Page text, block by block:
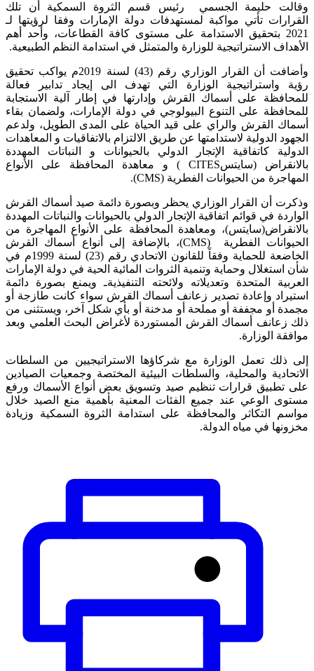
وقالت حليمة الجسمي رئيس قسم الثروة السمكية أن تلك
القرارات تأتي مواكبة لمستهدفات دولة الإمارات وفقا لرؤيتها لـ
2021 بتحقيق الاستدامة على مستوى كافة القطاعات، وأحد أهم
الأهداف الاستراتيجية للوزارة والمتمثل في استدامة النظم الطبيعية.
وأضافت أن القرار الوزاري رقم (43) لسنة 2019م يواكب تحقيق
رؤية واستراتيجية الوزارة التي تهدف الى إيجاد تدابير فعالة
للمحافظة على أسماك القرش وإدارتها في إطار آلية الاستجابة
للمحافظة على التنوع البيولوجي في دولة الإمارات، ولضمان بقاء
أسماك القرش والراي على قيد الحياة على المدى الطويل، ولدعم
الجهود الدولية لاستدامتها عن طريق الالتزام بالاتفاقيات و المعاهدات
الدولية كاتفاقية الإتجار الدولي بالحيوانات و النباتات المهددة
بالانقراض (سايتسCITES ) و معاهدة المحافظة على الأنواع
المهاجرة من الحيوانات الفطرية (CMS).
وذكرت أن القرار الوزاري يحظر وبصورة دائمة صيد أسماك القرش
الواردة في قوائم اتفاقية الإتجار الدولي بالحيوانات والنباتات المهددة
بالانقراض(سايتس)، ومعاهدة المحافظة على الأنواع المهاجرة من
الحيوانات الفطرية (CMS)، بالإضافة إلى أنواع أسماك القرش
الخاضعة للحماية وفقاً للقانون الاتحادي رقم (23) لسنة 1999م في
شأن استغلال وحماية وتنمية الثروات المائية الحية في دولة الإمارات
العربية المتحدة وتعديلاته ولائحته التنفيذيةـ ويمنع بصورة دائمة
استيراد وإعادة تصدير زعانف أسماك القرش سواء كانت طازجة أو
مجمدة أو مجففة أو مملحة أو مدخنة أو بأي شكل آخر، ويستثنى من
ذلك زعانف أسماك القرش المستوردة لأغراض البحث العلمي وبعد
موافقة الوزارة.
إلى ذلك تعمل الوزارة مع شركاؤها الاستراتيجيين من السلطات
الاتحادية والمحلية، والسلطات البيئية المختصة وجمعيات الصيادين
على تطبيق قرارات تنظيم صيد وتسويق بعض أنواع الأسماك ورفع
مستوى الوعي عند جميع الفئات المعنية بأهمية منع الصيد خلال
مواسم التكاثر والمحافظة على استدامة الثروة السمكية وزيادة
مخزونها في مياه الدولة.